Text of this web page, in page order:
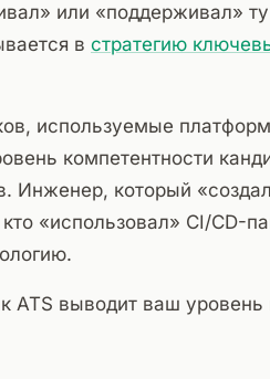
или «поддерживал»
в стратегию
используемые
компетентности
Инженер, который
«использовал» CI/CD-
ATS выводит ваш уровень